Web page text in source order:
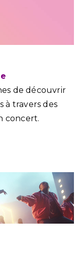
de découvrir
à travers des
concert.